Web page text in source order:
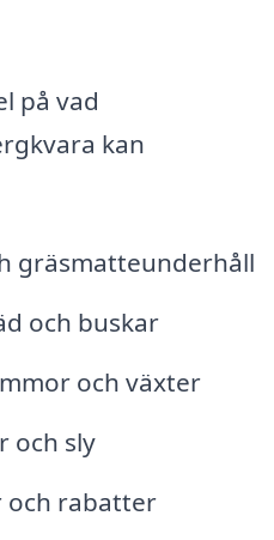
på vad
kan
gräsmatteunderhåll
och buskar
och växter
och sly
och rabatter